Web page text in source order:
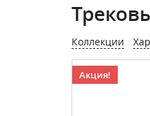
Коллекции
Акция!